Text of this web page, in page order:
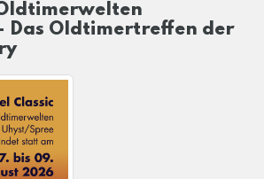
Das Oldtimertreffen der